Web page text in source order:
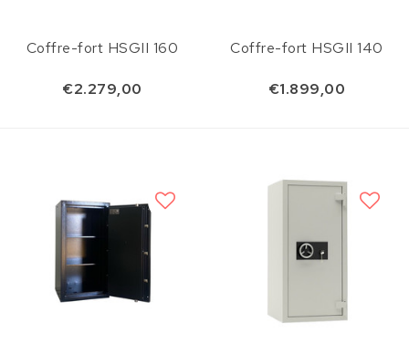
Coffre-fort HSGII 160
€2.279,00
Coffre-fort HSGII 140
€1.899,00